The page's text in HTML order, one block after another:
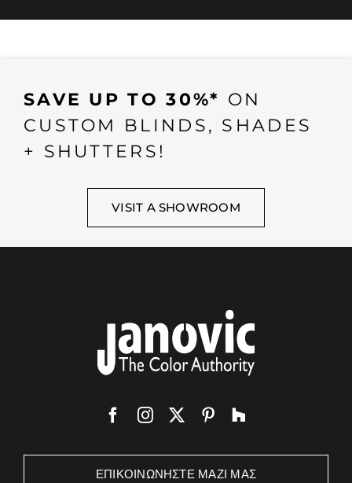
SAVE UP TO 30%* ON
CUSTOM BLINDS, SHADES
+ SHUTTERS!
VISIT A SHOWROOM
ΕΠΙΚΟΙΝΩΝΉΣΤΕ ΜΑΖΊ ΜΑΣ